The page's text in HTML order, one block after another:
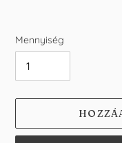
Mennyiség